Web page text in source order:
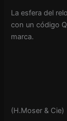
La esfera del
con un código
marca.
(H.Moser & Cie)